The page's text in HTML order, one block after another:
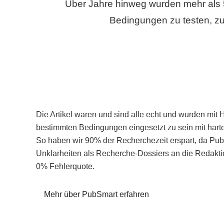
Über Jahre hinweg wurden mehr
Bedingungen zu testen,
Die Artikel waren und sind alle echt und wurden mit
bestimmten Bedingungen eingesetzt zu sein mit
So haben wir 90% der Recherchezeit erspart, da
Unklarheiten als Recherche-Dossiers an die
0% Fehlerquote.
Mehr über PubSmart erfahren